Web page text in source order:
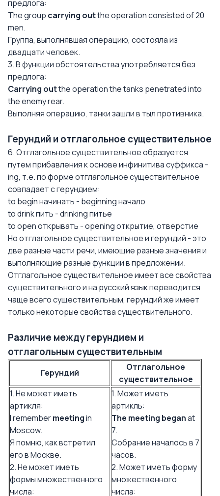
предлога:
The group carrying outthe operation consisted of 20
men.
Группа, выполнявшая операцию, состояла из
двадцати человек.
3. В функции обстоятельства употребляется без
предлога:
Carrying outthe operation the tanks penetrated into
the enemy rear.
Выполняя операцию, танки зашли в тыл противника.
Герундий и отглагольное существительное
6. Отглагольное существительное образуется
путем прибавления к основе инфинитива суффикса -
ing, т.е. по форме отглагольное существительное
совпадает с герундием:
to begin начинать - beginning начало
to drink пить - drinking питье
to open открывать - opening открытие, отверстие
Но отглагольное существительное и герундий - это
две разные части речи, имеющие разные значения и
выполняющие разные функции в предложении.
Отглагольное существительное имеет все свойства
существительного и на русский язык переводится
чаще всего существительным, герундий же имеет
только некоторые свойства существительного.
Различие между герундием и
отглагольным существительным
Герундий
Отглагольное
существительное
1. Не может иметь
артикля:
I remembermeetingin
Moscow.
Я помню, как встретил
его в Москве.
2. Не может иметь
формы множественного
числа:
1. Может иметь
артикль:
The meeting beganat
7.
Собрание началось в 7
часов.
2. Может иметь форму
множественного
числа: